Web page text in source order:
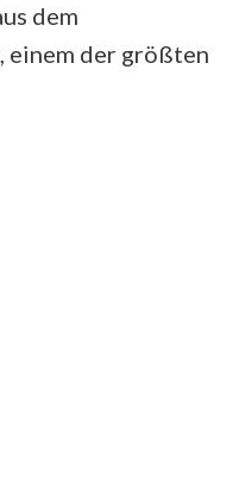
dem
einem der größten